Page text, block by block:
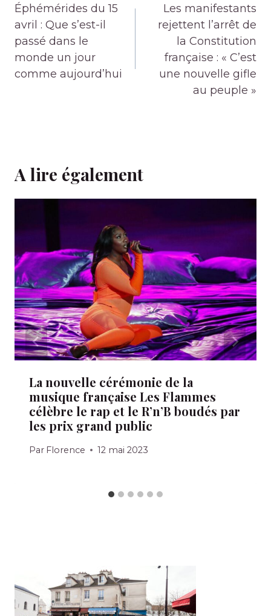
de
l’article
Éphémérides du 15
avril : Que s’est-il
passé dans le
monde un jour
comme aujourd’hui
Les manifestants
rejettent l’arrêt de
la Constitution
française : « C’est
une nouvelle gifle
au peuple »
A lire également
La nouvelle cérémonie de la
musique française Les Flammes
célèbre le rap et le R’n’B boudés par
les prix grand public
Par Florence 12 mai 2023